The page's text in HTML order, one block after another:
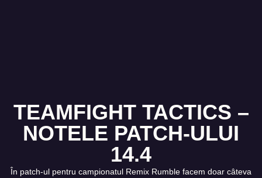
TEAMFIGHT TACTICS –
NOTELE PATCH-ULUI
14.4
În patch-ul pentru campionatul Remix Rumble facem doar câteva